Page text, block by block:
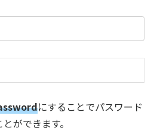
にすることでパスワード
ができます。